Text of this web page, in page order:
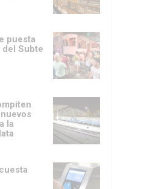
puesta
del Subte
la